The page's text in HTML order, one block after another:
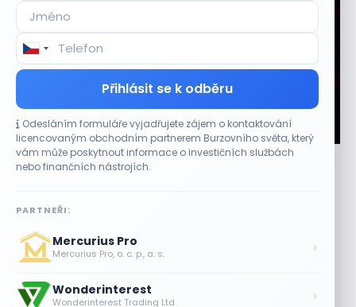
Přihlásit se k odběru
Odesláním formuláře vyjadřujete zájem o kontaktování
licencovaným obchodním partnerem Burzovního světa, který
vám může poskytnout informace o investičních službách
nebo finančních nástrojích.
PARTNEŘI:
Mercurius Pro
Mercurius Pro, o. c. p., a. s. ›
Wonderinterest
Wonderinterest Trading Ltd ›
CO HÝBE TRHEM
Plány Starlinku srazily akcie T-Mobile, AT&T a
vedení společnosti SpaceX (SPCX) během hovoru k
výsledkům za druhé čtvrtletí obnovily obavy z dopadu...
Lisa Su zlehčuje Muskův závazek vůči